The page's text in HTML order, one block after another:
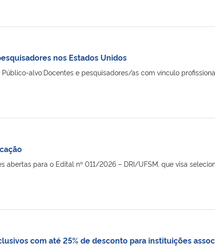
nos Estados Unidos
alvo:Docentes e pesquisadores/as com vínculo
abertas para o Edital nº 011/2026 – DRI/UFSM, que visa
com até 25% de desconto para instituições